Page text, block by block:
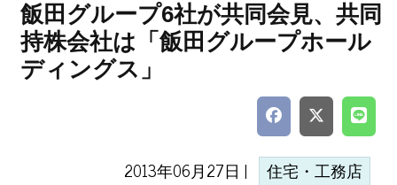
飯田グループ6社が共同会見、共同
持株会社は「飯田グループホール
ディングス」
2013年06月27日 | 住宅・工務店